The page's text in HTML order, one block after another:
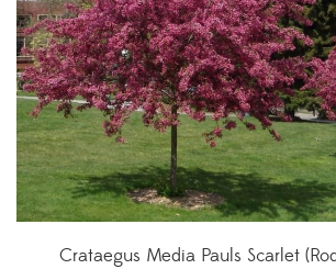
Crataegus Media Pauls Scarlet